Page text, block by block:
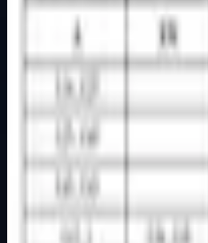
Horizontalni pregled svih
Osnovne
Mak Trade
Kategorija MOTORNE
PodkategorijaOsnovna
Način prikaza
Prezentacijski prikaz bez